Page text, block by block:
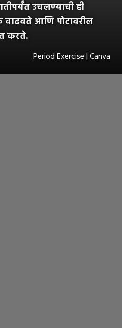
उचलण्याची ही
आणि पोटावरील
करते.
Period Exercise | Canva